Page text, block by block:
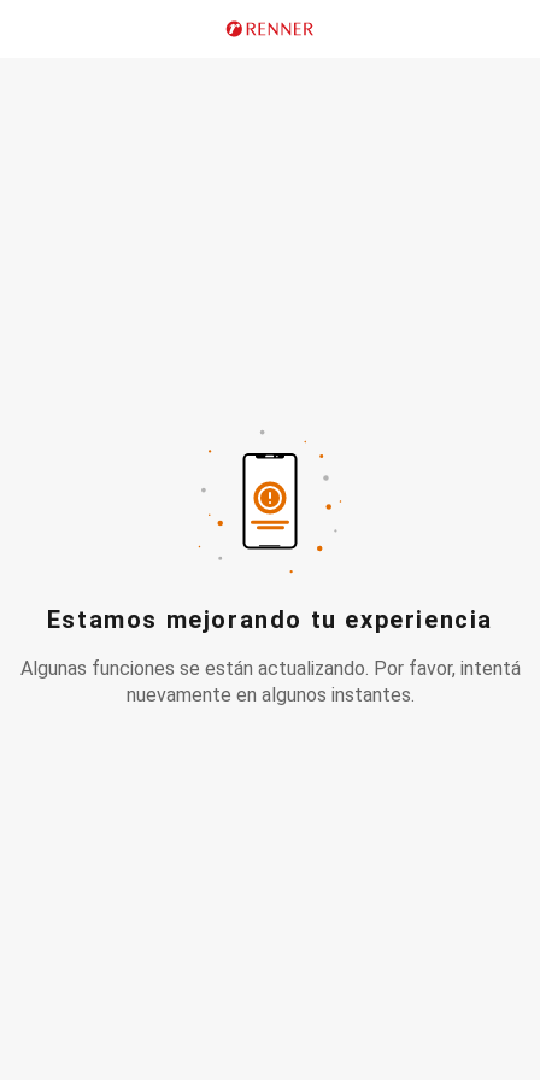
Estamos mejorando tu experiencia
Algunas funciones se están actualizando. Por favor, intentá
nuevamente en algunos instantes.